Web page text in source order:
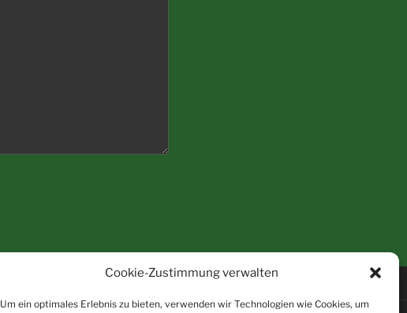
Cookie-Zustimmung verwalten
Um ein optimales Erlebnis zu bieten, verwenden wir Technologien wie Cookies, um